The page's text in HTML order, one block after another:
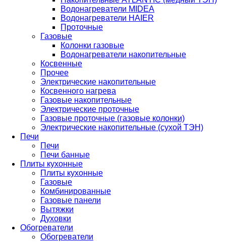
Водонагреватели MIDEA
Водонагреватели HAIER
Проточные
Газовые
Колонки газовые
Водонагреватели накопительные
Косвенные
Прочее
Электрические накопительные
Косвенного нагрева
Газовые накопительные
Электрические проточные
Газовые проточные (газовые колонки)
Электрические накопительные (сухой ТЭН)
Печи
Печи
Печи банные
Плиты кухонные
Плиты кухонные
Газовые
Комбинированные
Газовые панели
Вытяжки
Духовки
Обогреватели
Обогреватели